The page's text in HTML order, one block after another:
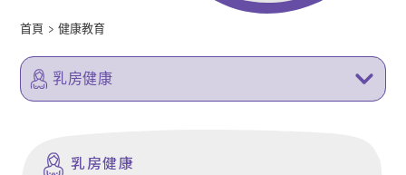
首頁 > 健康教育
乳房健康
乳房健康